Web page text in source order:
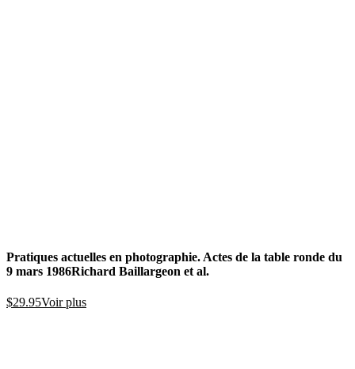
Pratiques actuelles en photographie. Actes de la table ronde du
9 mars 1986Richard Baillargeon et al.
$29.95Voir plus